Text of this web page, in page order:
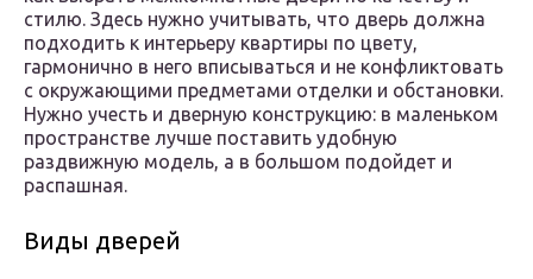
стилю. Здесь нужно учитывать, что дверь должна
подходить к интерьеру квартиры по цвету,
гармонично в него вписываться и не конфликтовать
с окружающими предметами отделки и обстановки.
Нужно учесть и дверную конструкцию: в маленьком
пространстве лучше поставить удобную
раздвижную модель, а в большом подойдет и
распашная.
Виды дверей